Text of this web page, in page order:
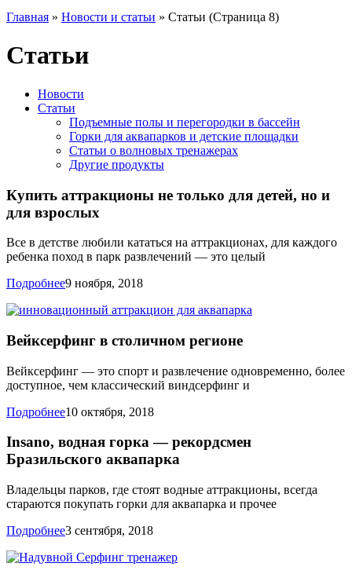
Главная » Новости и статьи » Статьи (Страница 8)
Статьи
Новости
Статьи
Подъемные полы и перегородки в бассейн
Горки для аквапарков и детские площадки
Статьи о волновых тренажерах
Другие продукты
Купить аттракционы не только для детей, но и
для взрослых
Все в детстве любили кататься на аттракционах, для каждого
ребенка поход в парк развлечений — это целый
Подробнее9 ноября, 2018
Вейксерфинг в столичном регионе
Вейксерфинг — это спорт и развлечение одновременно, более
доступное, чем классический виндсерфинг и
Подробнее10 октября, 2018
Insano, водная горка — рекордсмен
Бразильского аквапарка
Владельцы парков, где стоят водные аттракционы, всегда
стараются покупать горки для аквапарка и прочее
Подробнее3 сентября, 2018